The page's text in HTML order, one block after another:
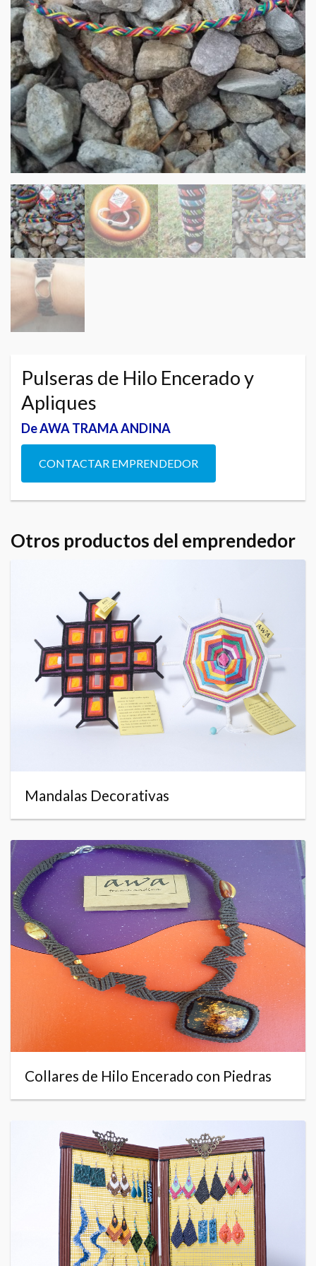
Pulseras de Hilo Encerado y
Apliques
De AWA TRAMA ANDINA
CONTACTAR EMPRENDEDOR
Otros productos del emprendedor
Mandalas Decorativas
Collares de Hilo Encerado con Piedras